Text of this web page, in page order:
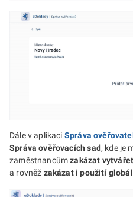
Dále v aplikaci Správa
Správa ověřovacích sad, kde je
zaměstnancůmzakázat
a rovněž zakázat i použití